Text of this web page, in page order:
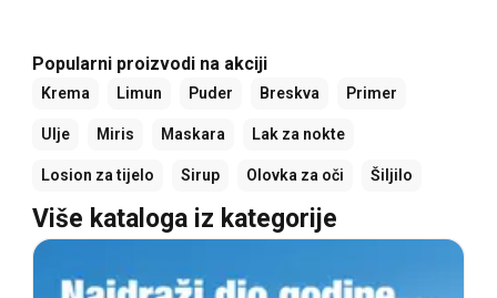
Popularni proizvodi na akciji
Krema Limun Puder Breskva Primer
Ulje Miris Maskara Lak za nokte
Losion za tijelo Sirup Olovka za oči Šiljilo
Više kataloga iz kategorije